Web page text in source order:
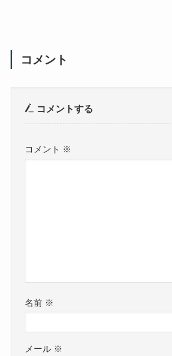
コメント
コメントする
コメント ※
名前 ※
メール ※